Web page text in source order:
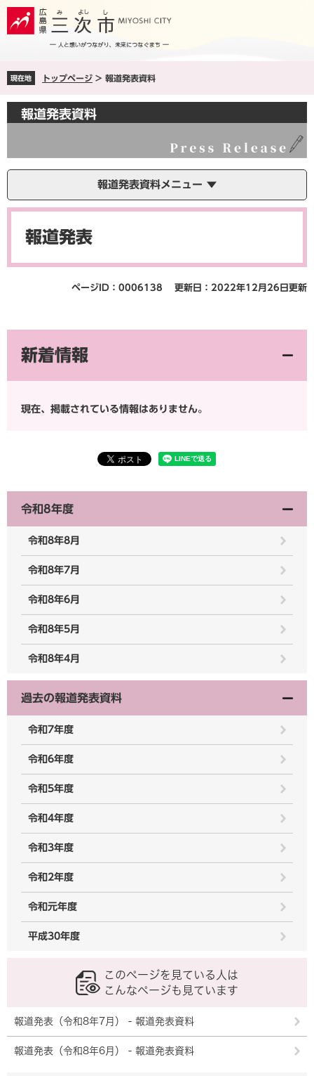
ペ
ジ
。
メ
ュ
て
へ
現在地 トップページ > 報道発表資料
報道発表資料
報道発表資料メニュー
本
報道発表
ページID：0006138 更新日：2022年12月26日更新
新着情報
現在、掲載されている情報はありません。
令和8年度
令和8年8月
令和8年7月
令和8年6月
令和8年5月
令和8年4月
過去の報道発表資料
令和7年度
令和6年度
令和5年度
令和4年度
令和3年度
令和2年度
令和元年度
平成30年度
このページを見ている人は
こんなページも見ています
報道発表（令和8年7月） - 報道発表資料
報道発表（令和8年6月） - 報道発表資料